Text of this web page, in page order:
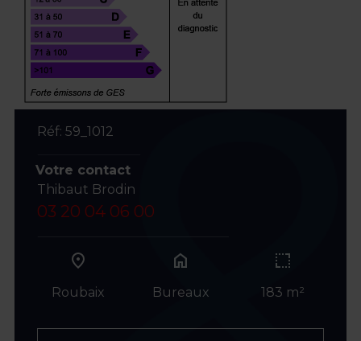
Réf: 59_1012
Votre contact
Thibaut Brodin
03 20 04 06 00
Roubaix
home
Bureaux 183 m²